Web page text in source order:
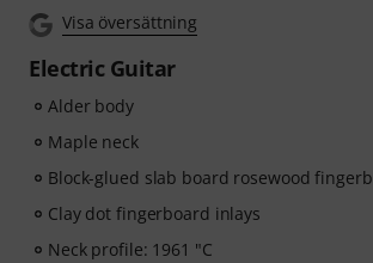
Visa översättning
Electric Guitar
Alder body
Maple neck
Block-glued slab board rosewood
Clay dot fingerboard inlays
Neck profile: 1961 "C